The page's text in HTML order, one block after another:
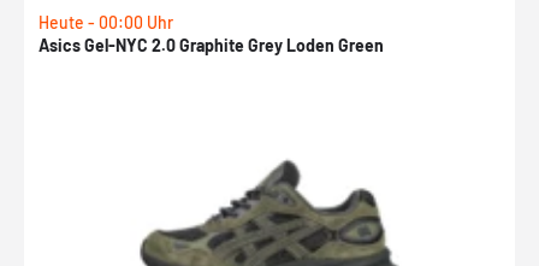
Heute - 00:00 Uhr
Asics Gel-NYC 2.0 Graphite Grey Loden Green